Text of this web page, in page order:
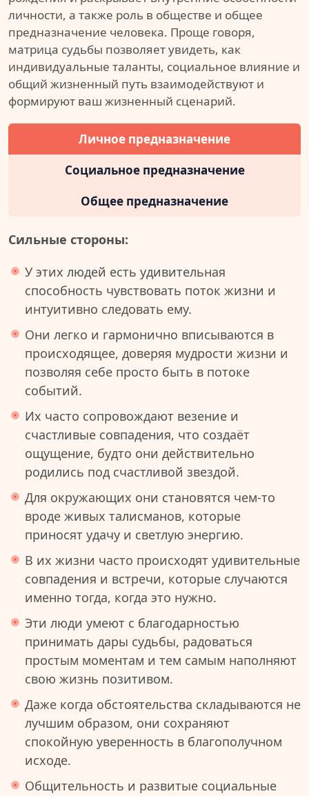
личности, а также роль в обществе и общее
предназначение человека. Проще говоря,
матрица судьбы позволяет увидеть, как
индивидуальные таланты, социальное влияние и
общий жизненный путь взаимодействуют и
формируют ваш жизненный сценарий.
Личное предназначение
Социальное предназначение
Общее предназначение
Сильные стороны:
У этих людей есть удивительная
способность чувствовать поток жизни и
интуитивно следовать ему.
Они легко и гармонично вписываются в
происходящее, доверяя мудрости жизни и
позволяя себе просто быть в потоке
событий.
Их часто сопровождают везение и
счастливые совпадения, что создаёт
ощущение, будто они действительно
родились под счастливой звездой.
Для окружающих они становятся чем-то
вроде живых талисманов, которые
приносят удачу и светлую энергию.
В их жизни часто происходят удивительные
совпадения и встречи, которые случаются
именно тогда, когда это нужно.
Эти люди умеют с благодарностью
принимать дары судьбы, радоваться
простым моментам и тем самым наполняют
свою жизнь позитивом.
Даже когда обстоятельства складываются не
лучшим образом, они сохраняют
спокойную уверенность в благополучном
исходе.
Общительность и развитые социальные